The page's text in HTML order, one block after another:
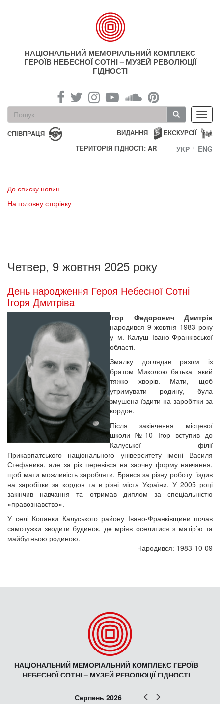
НАЦІОНАЛЬНИЙ МЕМОРІАЛЬНИЙ КОМПЛЕКС
ГЕРОЇВ НЕБЕСНОЇ СОТНІ – МУЗЕЙ РЕВОЛЮЦІЇ
ГІДНОСТІ
Пошукова
форма
Пошук
СПІВПРАЦЯ ЕКСКУРСІЇ
ВИДАННЯ
ТЕРИТОРІЯ ГІДНОСТІ: AR
УКР ENG
До списку новин
На головну сторінку
Четвер, 9 жовтня 2025 року
День народження Героя Небесної Сотні
Ігоря Дмитріва
Ігор Федорович Дмитрів
народився 9 жовтня 1983 року
у м. Калуш Івано-Франківської
області.
Змалку доглядав разом із
братом Миколою батька, який
тяжко хворів. Мати, щоб
утримувати родину, була
змушена їздити на заробітки за
кордон.
Після закінчення місцевої
школи №10 Ігор вступив до
Калуської філії
Прикарпатського національного університету імені Василя
Стефаника, але за рік перевівся на заочну форму навчання,
щоб мати можливість заробляти. Брався за різну роботу, їздив
на заробітки за кордон та в різні міста України. У 2005 році
закінчив навчання та отримав диплом за спеціальністю
«правознавство».
У селі Копанки Калуського району Івано-Франківщини почав
самотужки зводити будинок, де мріяв оселитися з матір’ю та
майбутньою родиною.
Народився: 1983-10-09
НАЦІОНАЛЬНИЙ МЕМОРІАЛЬНИЙ КОМПЛЕКС ГЕРОЇВ
НЕБЕСНОЇ СОТНІ – МУЗЕЙ РЕВОЛЮЦІЇ ГІДНОСТІ
Попер
Серпень 2026